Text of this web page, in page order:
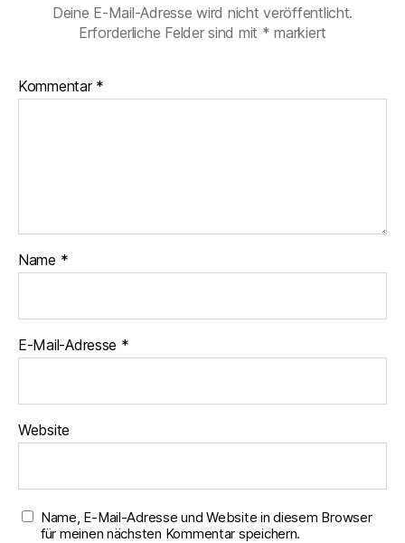
Deine E-Mail-Adresse wird nicht veröffentlicht.
Erforderliche Felder sind mit * markiert
Kommentar *
Name *
E-Mail-Adresse *
Website
Name, E-Mail-Adresse und Website in diesem Browser
für meinen nächsten Kommentar speichern.